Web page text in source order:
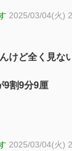
2025/03/04(火)
けど全く見な
9割9分9厘
2025/03/04(火)